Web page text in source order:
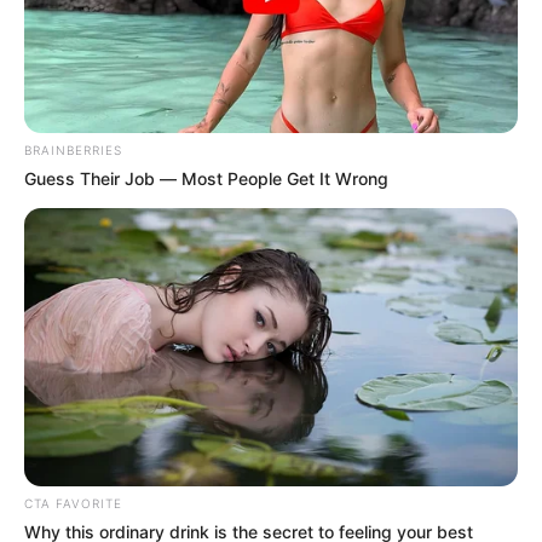
representativos de Cartagena, comola escultura de una
palenquera, dulces típicosy un libro de la historia de la
ciudad.
BRAINBERRIES
Guess Their Job — Most People Get It Wrong
CTA FAVORITE
Why this ordinary drink is the secret to feeling your best